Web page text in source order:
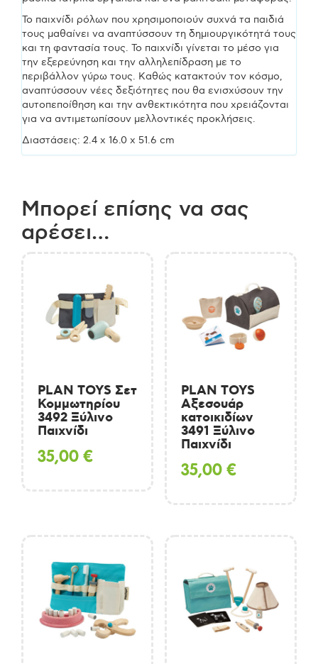
Το παιχνίδι ρόλων που χρησιμοποιούν συχνά τα παιδιά
τους μαθαίνει να αναπτύσσουν τη δημιουργικότητά τους
και τη φαντασία τους. Το παιχνίδι γίνεται το μέσο για
την εξερεύνηση και την αλληλεπίδραση με το
περιβάλλον γύρω τους. Καθώς κατακτούν τον κόσμο,
αναπτύσσουν νέες δεξιότητες που θα ενισχύσουν την
αυτοπεποίθηση και την ανθεκτικότητα που χρειάζονται
για να αντιμετωπίσουν μελλοντικές προκλήσεις.
Διαστάσεις: 2.4 x 16.0 x 51.6 cm
Μπορεί επίσης να σας
αρέσει…
PLAN TOYS Σετ
Κομμωτηρίου
3492 Ξύλινο
Παιχνίδι
35,00€
PLAN TOYS
Αξεσουάρ
κατοικιδίων
3491 Ξύλινο
Παιχνίδι
35,00€